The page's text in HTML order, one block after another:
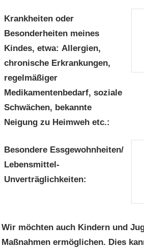
Krankheiten oder
Besonderheiten meines
Kindes, etwa: Allergien,
chronische Erkrankungen,
regelmäßiger
Medikamentenbedarf, soziale
Schwächen, bekannte
Neigung zu Heimweh etc.:
Besondere Essgewohnheiten/
Lebensmittel-
Unverträglichkeiten:
Wir möchten auch Kindern und
Maßnahmen ermöglichen. Dies